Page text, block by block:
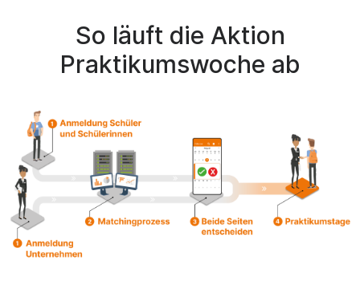
So läuft die Aktion
Praktikumswoche ab